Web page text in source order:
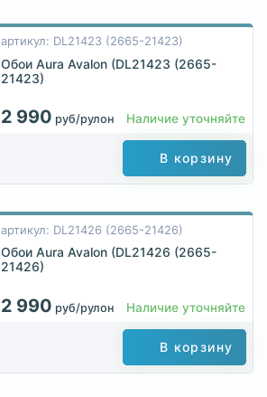
артикул: DL21423 (2665-21423)
Обои Aura Avalon (DL21423 (2665-
21423)
2 990 руб/рулон Наличие уточняйте
В корзину
артикул: DL21426 (2665-21426)
Обои Aura Avalon (DL21426 (2665-
21426)
2 990 руб/рулон Наличие уточняйте
В корзину